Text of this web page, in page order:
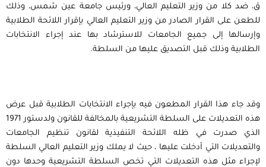
ق، ضد كلا من وزير التعليم العالي، ورئيس جامعة عين شمس، وذلك
للطعن على القرار الصادر من وزير التعليم العالي بإقرار اللائحة الطلابية
وإرسالها إلى جميع الجامعات للاسترشاد بها عند إجراء الانتخابات
الطلابية وذلك قبل التصديق عليها من السلطة.
وقد جاء هذا القرار المطعون فيه بإجراء الانتخابات الطلابية قبل عرض
هذه التعديلات على السلطة التشريعية بالمخالفة للقانون ولدستور 1971
الذي صدرت في ظله اللائحة التنفيذية لقانون تنظيم الجامعات
والتعديلات التي أدخلت عليها ، حيث لا يملك وزير التعليم العالي السلطة
لإجراء مثل هذه التعديلات التي تخص السلطة التشريعية وحدها دون